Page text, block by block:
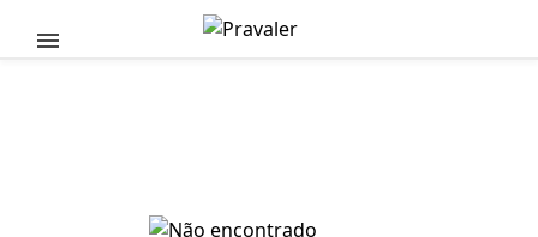
Pular para o conteúdo principal